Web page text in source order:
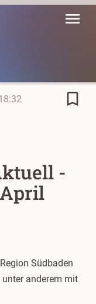
menu
bookmark_border
-
Südbaden
anderem mit